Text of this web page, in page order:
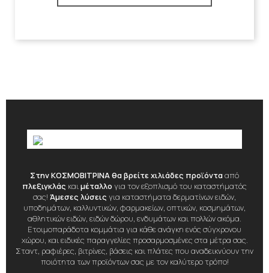
Στην ΚΟΣΜΟΒΙΤΡΙΝΑ θα βρείτε χιλιάδες προϊόντααπό
πλεξιγκλάς καιμέταλλο για τον εξοπλισμό του καταστήματός
σας! Άμεσες λύσεις για καταστήματα δερματίνων ειδών,
υποδημάτων, καλλυντικών, φαρμακείων, οπτικών, κοσμημάτων,
αθλητικών ειδών, ειδών δώρου, ενδυμάτων και πολλών ακόμα.
Ετοιμοπαράδοτα κομμάτια για κάθε ανάγκη ενός σύγχρονου
χώρου, και ειδικές παραγγελίες προσαρμοσμένες στα μέτρα σας.
Σταντ, ραφιέρες, βιτρίνες, βάσεις και πλάτες που αναδεικνύουν την
ποιότητα των προϊόντων σας με τον καλύτερο τρόπο!